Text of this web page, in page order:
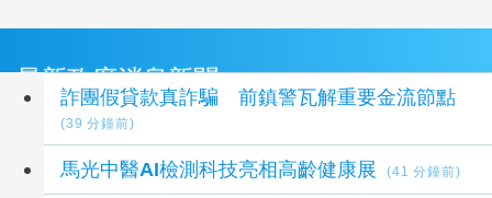
最新政府消息新聞
詐團假貸款真詐騙 前鎮警瓦解重要金流節點
(39 分鐘前)
馬光中醫AI檢測科技亮相高齡健康展 (41 分鐘前)